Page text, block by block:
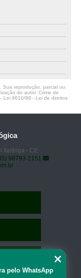
Sua reprodução, parcial ou
do autor. Crime de
Lei 9610/98 - Lei de direitos
Itaitinga - CE
98793-2151
pelo WhatsApp